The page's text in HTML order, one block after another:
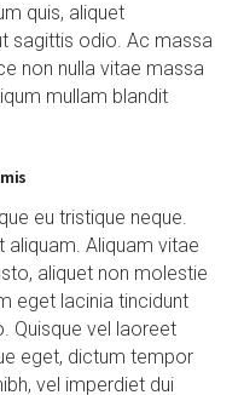
quis, aliquet
sagittis odio. Ac massa
non nulla vitae massa
mullam blandit
eu tristique neque.
aliquam. Aliquam vitae
aliquet non molestie
eget lacinia tincidunt
Quisque vel laoreet
eget, dictum tempor
vel imperdiet dui